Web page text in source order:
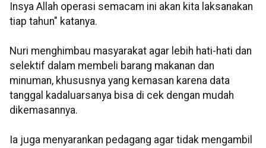
Insya Allah operasi semacam ini akan kita laksanakan
tiap tahun" katanya.
Nuri menghimbau masyarakat agar lebih hati-hati dan
selektif dalam membeli barang makanan dan
minuman, khususnya yang kemasan karena data
tanggal kadaluarsanya bisa di cek dengan mudah
dikemasannya.
Ia juga menyarankan pedagang agar tidak mengambil